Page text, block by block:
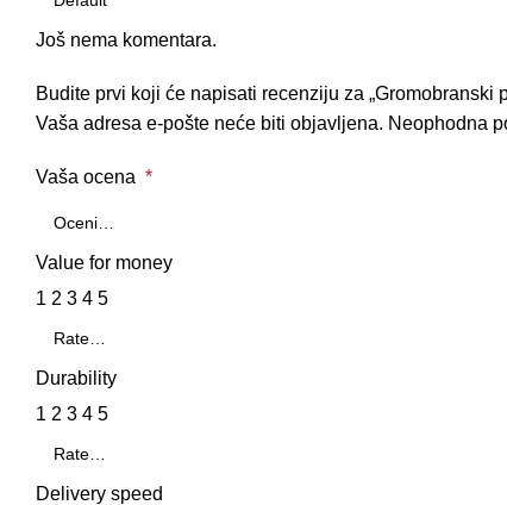
Još nema komentara.
Budite prvi koji će napisati recenziju za „Gromobranski
Vaša adresa e-pošte neće biti objavljena. Neophodna
Vaša ocena *
Value for money
1 2 3 4 5
Durability
1 2 3 4 5
Delivery speed